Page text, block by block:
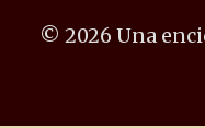
© 2026 Una